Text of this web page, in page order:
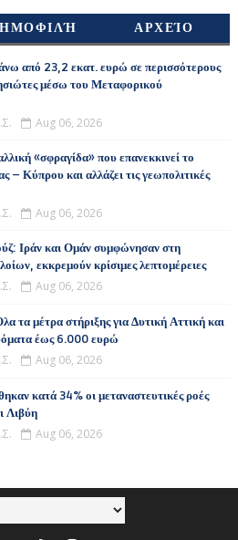
ΑΡΧΕΊΟ
από 23,2 εκατ. ευρώ σε περισσότερους
μέσω του Μεταφορικού
Aug 06, 2026
«σφραγίδα» που επανεκκινεί το
– Κύπρου και αλλάζει τις γεωπολιτικές
Aug 06, 2026
Ιράν και Ομάν συμφώνησαν στη
εκκρεμούν κρίσιμες λεπτομέρειες
Aug 06, 2026
τα μέτρα στήριξης για Δυτική Αττική και
έως 6.000 ευρώ
Aug 06, 2026
κατά 34% οι μεταναστευτικές ροές
Λιβύη
Aug 06, 2026